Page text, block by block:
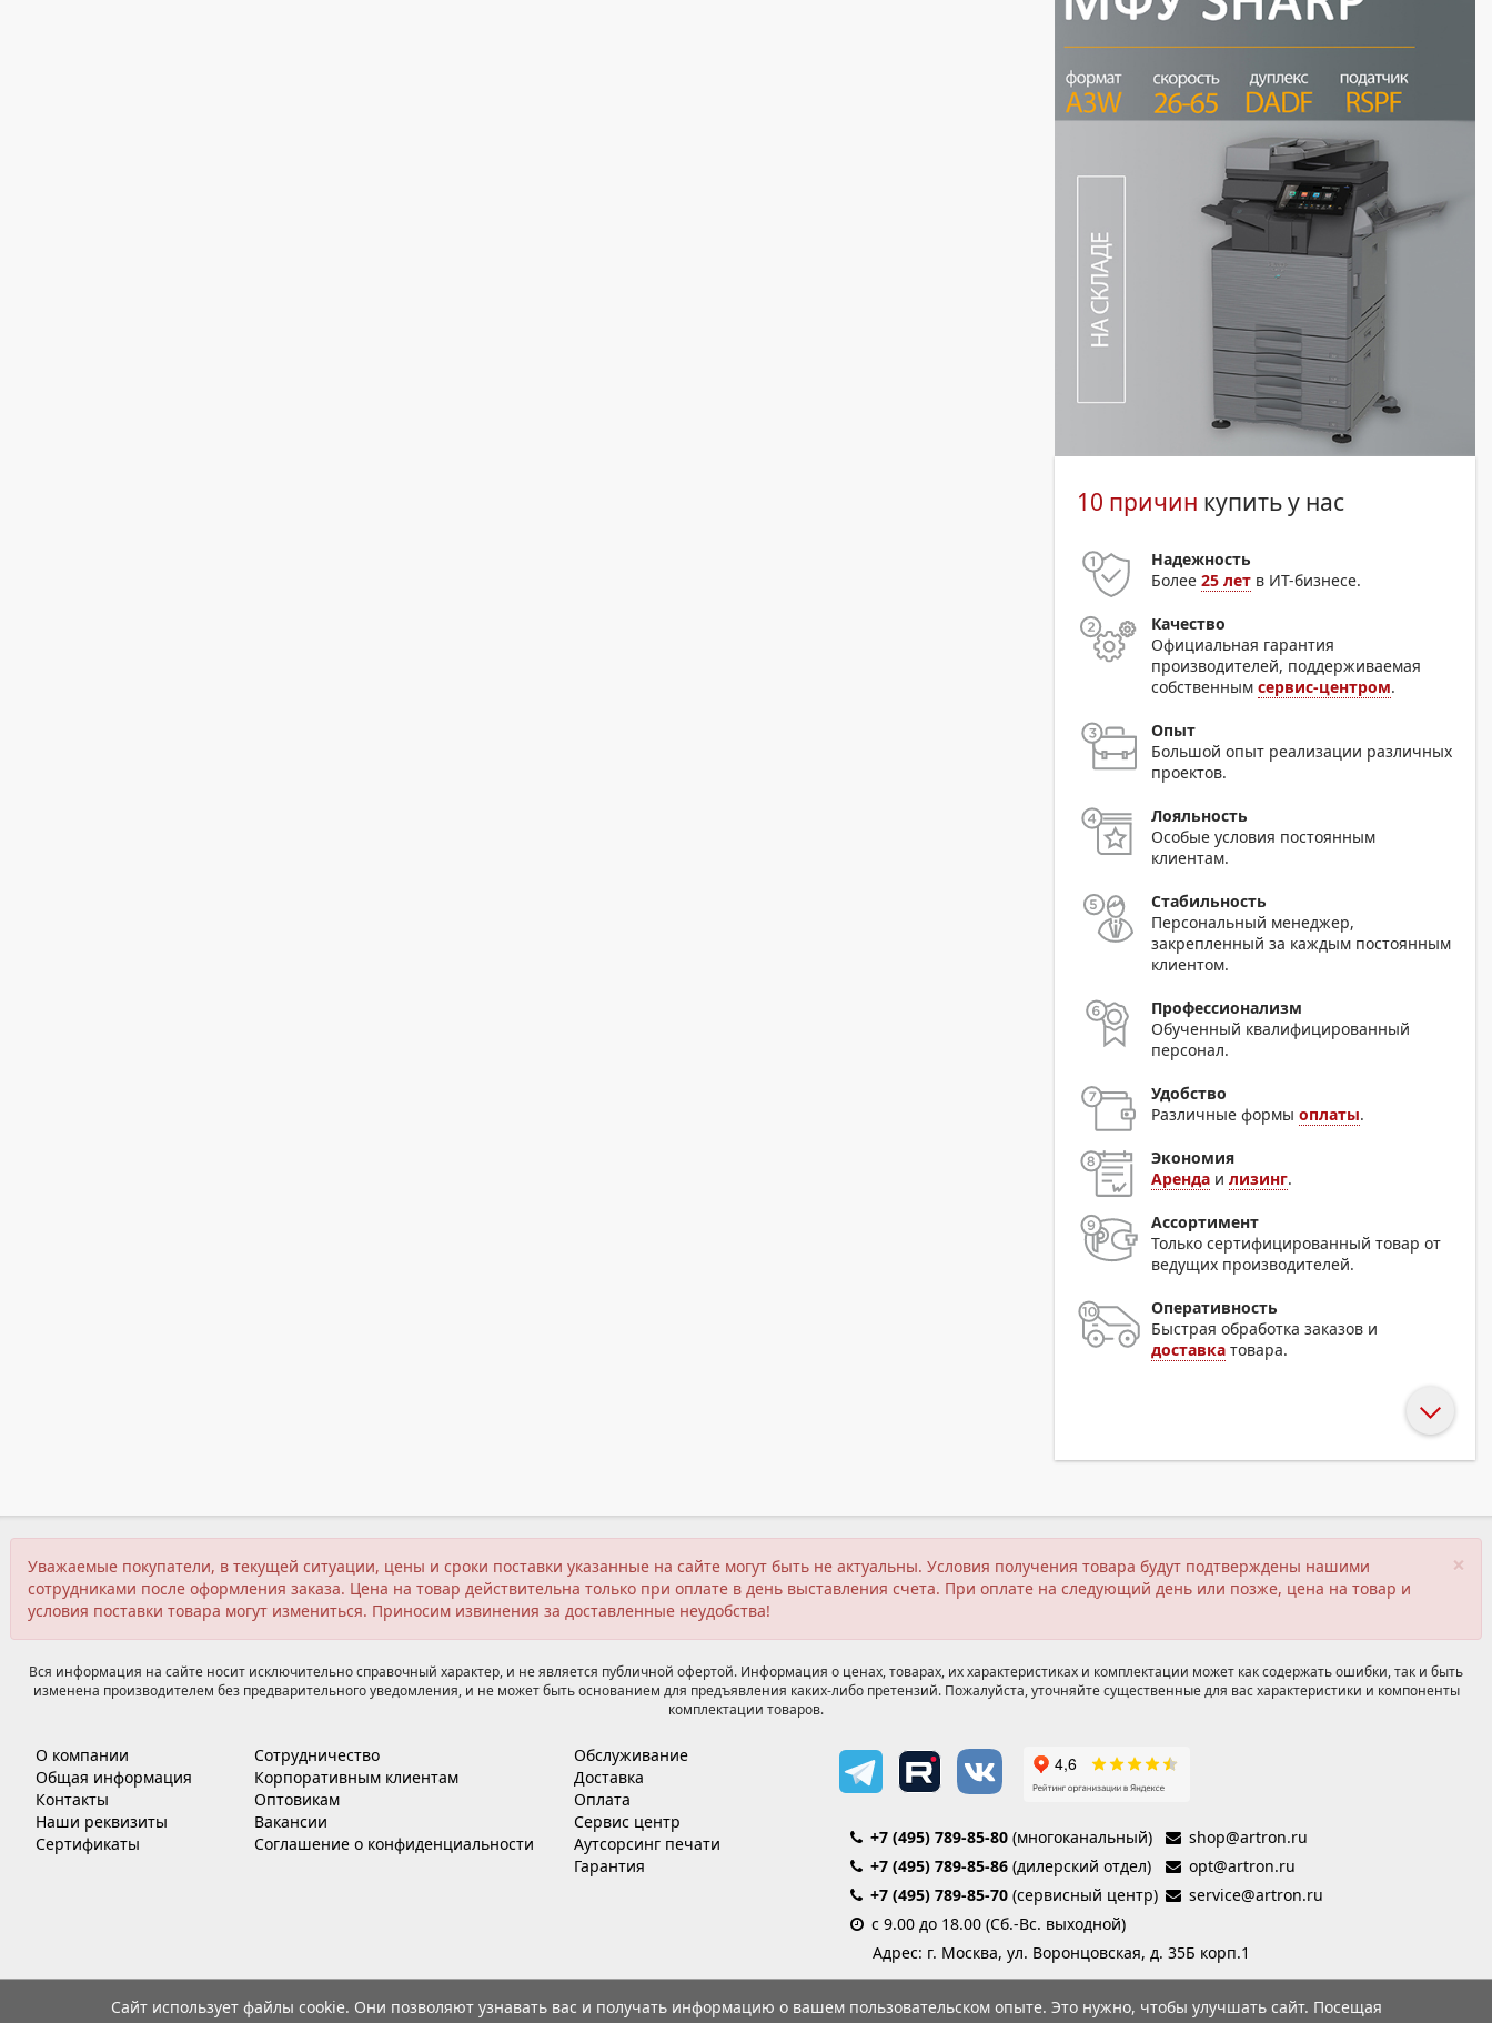
10 причин купить у нас
Надежность
Более25 лет в ИТ-бизнесе.
Качество
Официальная гарантия
производителей, поддерживаемая
собственнымсервис-центром.
Опыт
Большой опыт реализации различных
проектов.
Лояльность
Особые условия постоянным
клиентам.
Стабильность
Персональный менеджер,
закрепленный за каждым постоянным
клиентом.
Профессионализм
Обученный квалифицированный
персонал.
Удобство
Различные формыоплаты.
Экономия
Аренда илизинг.
Ассортимент
Только сертифицированный товар от
ведущих производителей.
Оперативность
Быстрая обработка заказов и
доставка товара.
×
Уважаемые покупатели, в текущей ситуации, цены и сроки поставки указанные на сайте могут быть не актуальны. Условия получения товара будут подтверждены нашими
сотрудниками после оформления заказа. Цена на товар действительна только при оплате в день выставления счета. При оплате на следующий день или позже, цена на товар и
условия поставки товара могут измениться. Приносим извинения за доставленные неудобства!
Вся информация на сайте носит исключительно справочный характер, и не является публичной офертой. Информация о ценах, товарах, их характеристиках и комплектации может как содержать ошибки, так и быть
изменена производителем без предварительного уведомления, и не может быть основанием для предъявления каких-либо претензий. Пожалуйста, уточняйте существенные для вас характеристики и компоненты
комплектации товаров.
О компании
Общая информация
Контакты
Наши реквизиты
Сертификаты
Сотрудничество
Корпоративным клиентам
Оптовикам
Вакансии
Соглашение о конфиденциальности
Обслуживание
Доставка
Оплата
Сервис центр
Аутсорсинг печати
Гарантия
+7 (495) 789-85-80(многоканальный)
shop@artron.ru
+7 (495) 789-85-86(дилерский отдел)
opt@artron.ru
+7 (495) 789-85-70(сервисный центр)
service@artron.ru
с 9.00 до 18.00 (Сб.-Вс. выходной)
Адрес: г. Москва, ул. Воронцовская, д. 35Б корп.1
Сайт использует файлы cookie. Они позволяют узнавать вас и получать информацию о вашем пользовательском опыте. Это нужно, чтобы улучшать сайт. Посещая